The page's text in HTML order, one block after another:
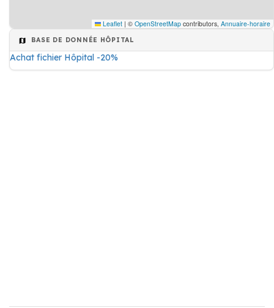
Leaflet | © OpenStreetMap contributors, Annuaire-horaire
BASE DE DONNÉE HÔPITAL
Achat fichier Hôpital -20%